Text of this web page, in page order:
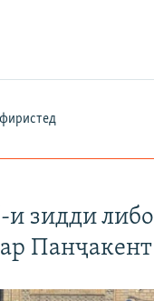
и зидди
Панҷакент